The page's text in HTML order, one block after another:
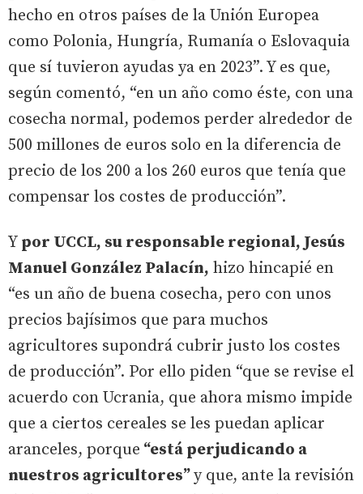
hecho en otros países de la Unión Europea
como Polonia, Hungría, Rumanía o Eslovaquia
que sí tuvieron ayudas ya en 2023”. Y es que,
según comentó, “en un año como éste, con una
cosecha normal, podemos perder alrededor de
500 millones de euros solo en la diferencia de
precio de los 200 a los 260 euros que tenía que
compensar los costes de producción”.
Y por UCCL, su responsable regional, Jesús
Manuel González Palacín, hizo hincapié en
“es un año de buena cosecha, pero con unos
precios bajísimos que para muchos
agricultores supondrá cubrir justo los costes
de producción”. Por ello piden “que se revise el
acuerdo con Ucrania, que ahora mismo impide
que a ciertos cereales se les puedan aplicar
aranceles, porque “está perjudicando a
nuestros agricultores”y que, ante la revisión